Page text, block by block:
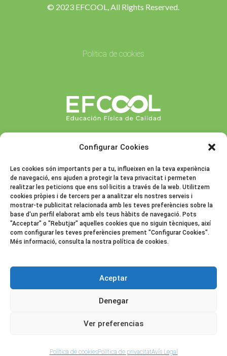
Configurar Cookies
Les cookies són importants per a tu, influeixen en la teva experiència
de navegació, ens ajuden a protegir la teva privacitat i permeten
realitzar les peticions que ens sol·licitis a través de la web. Utilitzem
cookies pròpies i de tercers per a analitzar els nostres serveis i
mostrar-te publicitat relacionada amb les teves preferències sobre la
base d'un perfil elaborat amb els teus hàbits de navegació. Pots
"Acceptar" o "Rebutjar" aquelles cookies que no siguin tècniques, així
com configurar les teves preferències prement "Configurar Cookies".
Més informació, consulta la nostra política de cookies.
Aceptar
Denegar
Ver preferencias
Política de cookiesPolítica de privacitatAvís Legal
© 2023 EFCOOL, All Rights Reserved.
Política de cookies
Avís Legal
Vendes i devolucions
imatges
Política de Xarxes Socials
Política de privacitat